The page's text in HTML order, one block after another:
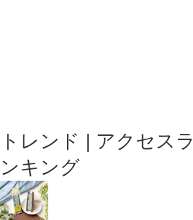
トレンド | アクセスラ
ンキング